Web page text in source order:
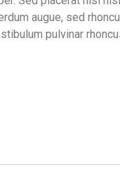
augue, sed
pulvinar